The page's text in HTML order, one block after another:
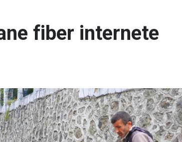
fiber internete